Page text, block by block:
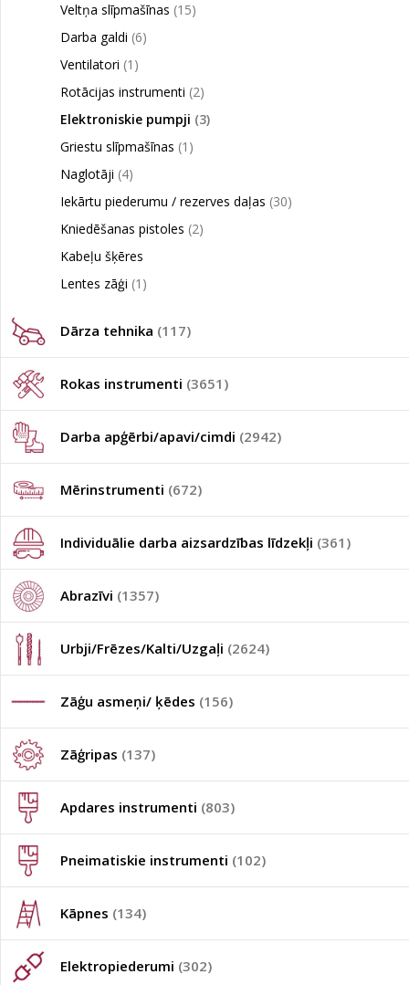
Veltņa slīpmašīnas (15)
Darba galdi (6)
Ventilatori (1)
Rotācijas instrumenti (2)
Elektroniskie pumpji (3)
Griestu slīpmašīnas (1)
Naglotāji (4)
Iekārtu piederumu / rezerves daļas (30)
Kniedēšanas pistoles (2)
Kabeļu šķēres
Lentes zāģi (1)
Dārza tehnika (117)
Rokas instrumenti (3651)
Darba apģērbi/apavi/cimdi (2942)
Mērinstrumenti (672)
Individuālie darba aizsardzības līdzekļi (361)
Abrazīvi (1357)
Urbji/Frēzes/Kalti/Uzgaļi (2624)
Zāģu asmeņi/ ķēdes (156)
Zāģripas (137)
Apdares instrumenti (803)
Pneimatiskie instrumenti (102)
Kāpnes (134)
Elektropiederumi (302)